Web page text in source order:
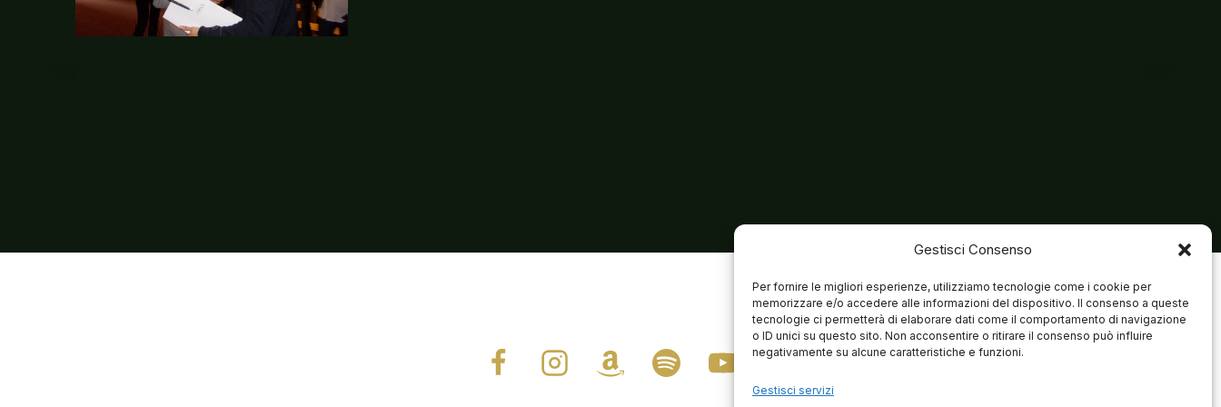
Gestisci Consenso
Per fornire le migliori esperienze, utilizziamo tecnologie come i cookie per
memorizzare e/o accedere alle informazioni del dispositivo. Il consenso a queste
tecnologie ci permetterà di elaborare dati come il comportamento di navigazione
o ID unici su questo sito. Non acconsentire o ritirare il consenso può influire
negativamente su alcune caratteristiche e funzioni.
Gestisci servizi